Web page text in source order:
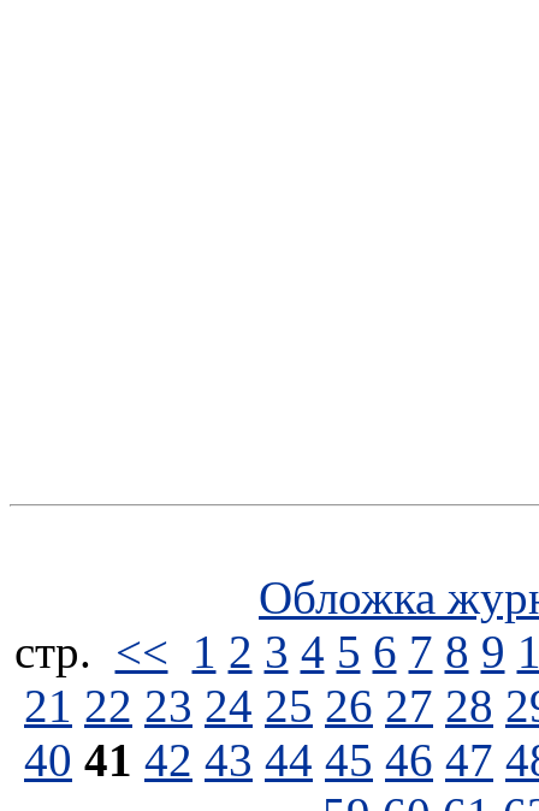
Обложка
стp. << 1 2 3 4 5 6 7 8 9
21 22 23 24 25 26 27 28
40 41 42 43 44 45 46 47